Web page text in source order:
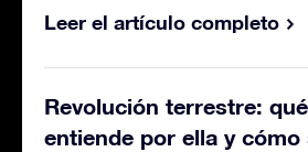
Leer el artículo completo
Revolución terrestre:
entiende por ella y